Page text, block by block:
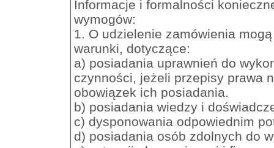
Informacje i formalności
wymogów:
1. O udzielenie zamówienia
warunki, dotyczące:
a) posiadania uprawnień do
czynności, jeżeli przepisy prawa
obowiązek ich posiadania.
b) posiadania wiedzy i
c) dysponowania odpowiednim
d) posiadania osób zdolnych do